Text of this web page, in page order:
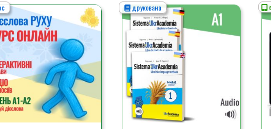
друкована
Цей
товар
має
кілька
варіантів.
Параметри
можна
вибрати
на
сторінці
товару